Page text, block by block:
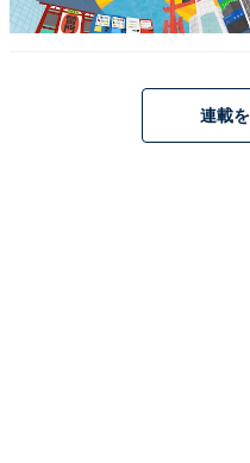
（10.5％）、4位SoftBank
割弱、Y!mobile／その他
連載